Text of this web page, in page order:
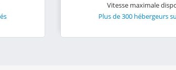
Vitesse maximale
Plus de 300 hébergeurs